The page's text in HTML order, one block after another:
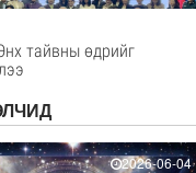
Нийгэм
бүртгэгджээ
Нийгэм
3 цаг 50 минутын өмнө
тайвны өдрийг
2026-06-04